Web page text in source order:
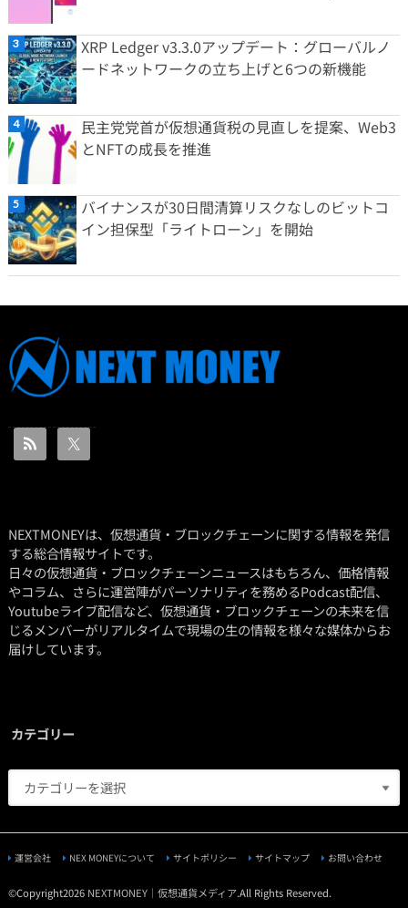
XRP Ledger v3.3.0アップデート：グローバルノ
ードネットワークの立ち上げと6つの新機能
民主党党首が仮想通貨税の見直しを提案、Web3
とNFTの成長を推進
バイナンスが30日間清算リスクなしのビットコ
イン担保型「ライトローン」を開始
NEXTMONEYは、仮想通貨・ブロックチェーンに関する情報を発信
する総合情報サイトです。
日々の仮想通貨・ブロックチェーンニュースはもちろん、価格情報
やコラム、さらに運営陣がパーソナリティを務めるPodcast配信、
Youtubeライブ配信など、仮想通貨・ブロックチェーンの未来を信
じるメンバーがリアルタイムで現場の生の情報を様々な媒体からお
届けしています。
カテゴリー
運営会社 NEX MONEYについて サイトポリシー サイトマップ お問い合わせ
©Copyright2026 NEXTMONEY｜仮想通貨メディア.All Rights Reserved.